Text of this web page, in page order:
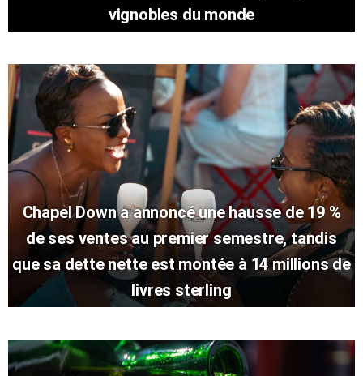
vignobles du monde
Chapel Down a annoncé une hausse de 19 %
de ses ventes au premier semestre, tandis
que sa dette nette est montée à 14 millions de
livres sterling